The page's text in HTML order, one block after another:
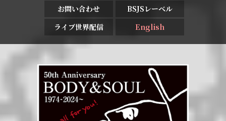
お問い合わせ
BSJSレーベル
ライブ世界配信
English